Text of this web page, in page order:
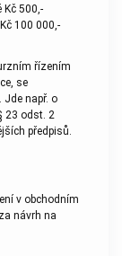
Kč 500,-
100 000,-
řízením
se
např. o
23 odst. 2
předpisů.
v obchodním
návrh na